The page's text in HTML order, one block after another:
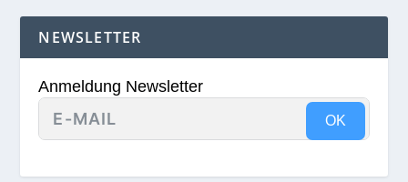
NEWSLETTER
Anmeldung Newsletter
OK